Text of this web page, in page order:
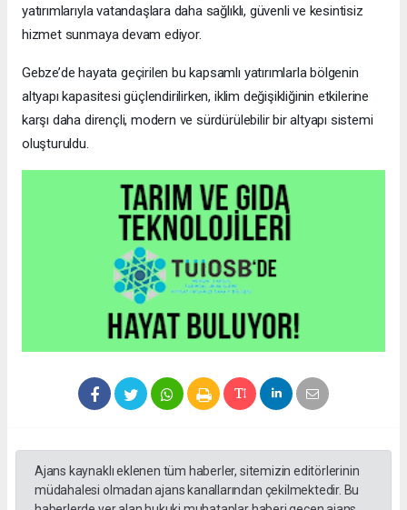
yatırımlarıyla vatandaşlara daha sağlıklı, güvenli ve kesintisiz
hizmet sunmaya devam ediyor.
Gebze’de hayata geçirilen bu kapsamlı yatırımlarla bölgenin
altyapı kapasitesi güçlendirilirken, iklim değişikliğinin etkilerine
karşı daha dirençli, modern ve sürdürülebilir bir altyapı sistemi
oluşturuldu.
Ajans kaynaklı eklenen tüm haberler, sitemizin editörlerinin
müdahalesi olmadan ajans kanallarından çekilmektedir. Bu